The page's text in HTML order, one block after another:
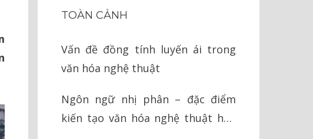
TOÀN CẢNH
Vấn đề đồng tính luyến ái trong
văn hóa nghệ thuật
Ngôn ngữ nhị phân – đặc điểm
kiến tạo văn hóa nghệ thuật hậu